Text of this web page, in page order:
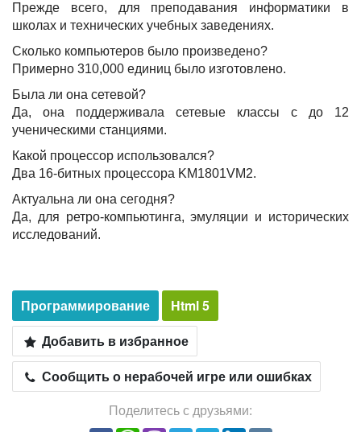
Прежде всего, для преподавания информатики в
школах и технических учебных заведениях.
Сколько компьютеров было произведено?
Примерно 310,000 единиц было изготовлено.
Была ли она сетевой?
Да, она поддерживала сетевые классы с до 12
ученическими станциями.
Какой процессор использовался?
Два 16-битных процессора KM1801VM2.
Актуальна ли она сегодня?
Да, для ретро-компьютинга, эмуляции и исторических
исследований.
Программирование
Html 5
Добавить в избранное
Сообщить о нерабочей игре или ошибках
Поделитесь с друзьями: